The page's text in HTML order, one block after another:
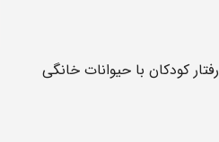
رفتار کودکان با حیوانات خانگی